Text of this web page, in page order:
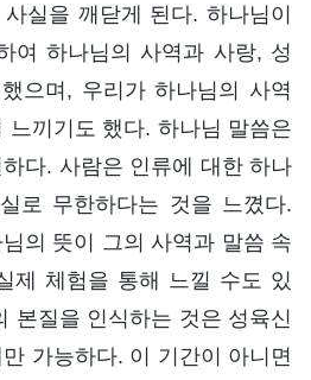
실을 깨닫게 된다. 하나님이
여 하나님의 사역과 사랑, 성
으며, 우리가 하나님의 사역
느끼기도 했다. 하나님 말씀은
다. 사람은 인류에 대한 하나
로 무한하다는 것을 느꼈다.
의 뜻이 그의 사역과 말씀 속
제 체험을 통해 느낄 수도 있
본질을 인식하는 것은 성육신
가능하다. 이 기간이 아니면